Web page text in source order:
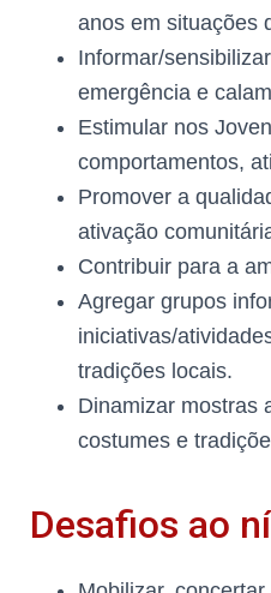
anos em situações
Informar/
emergência e
Estimular nos
comportamentos,
Promover a
ativação
Contribuir para a
Agregar grupos
iniciativas/
tradições locais.
Dinamizar mostras
costumes e
Desafios ao